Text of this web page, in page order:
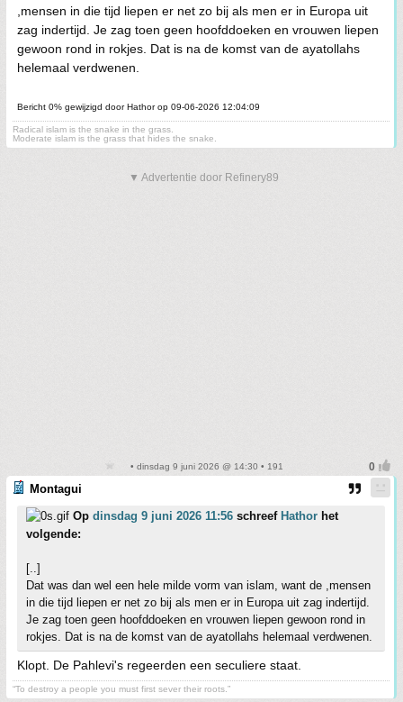
,mensen in die tijd liepen er net zo bij als men er in Europa uit
zag indertijd. Je zag toen geen hoofddoeken en vrouwen liepen
gewoon rond in rokjes. Dat is na de komst van de ayatollahs
helemaal verdwenen.
Bericht 0% gewijzigd door Hathor op 09-06-2026 12:04:09
Radical islam is the snake in the grass.
Moderate islam is the grass that hides the snake.
▼ Advertentie door Refinery89
• dinsdag 9 juni 2026 @ 14:30 • 191
Montagui
Op dinsdag 9 juni 2026 11:56 schreef Hathor het
volgende:
[..]
Dat was dan wel een hele milde vorm van islam, want de ,mensen
in die tijd liepen er net zo bij als men er in Europa uit zag indertijd.
Je zag toen geen hoofddoeken en vrouwen liepen gewoon rond in
rokjes. Dat is na de komst van de ayatollahs helemaal verdwenen.
Klopt. De Pahlevi's regeerden een seculiere staat.
“To destroy a people you must first sever their roots.”